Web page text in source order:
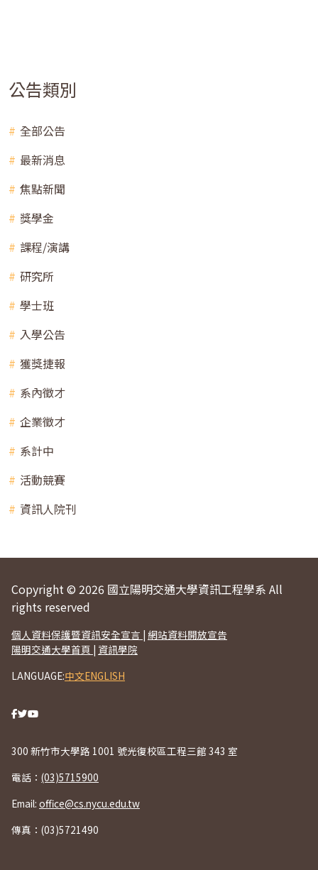
公告類別
全部公告
最新消息
焦點新聞
獎學金
課程/演講
研究所
學士班
入學公告
獲獎捷報
系內徵才
企業徵才
系計中
活動競賽
資訊人院刊
Copyright © 2026 國立陽明交通大學資訊工程學系 All
rights reserved
個人資料保護暨資訊安全宣言 | 網站資料開放宣告
陽明交通大學首頁 | 資訊學院
LANGUAGE:中文ENGLISH
300 新竹市大學路 1001 號光復校區工程三館 343 室
電話： (03)5715900
Email: office@cs.nycu.edu.tw
傳真：(03)5721490